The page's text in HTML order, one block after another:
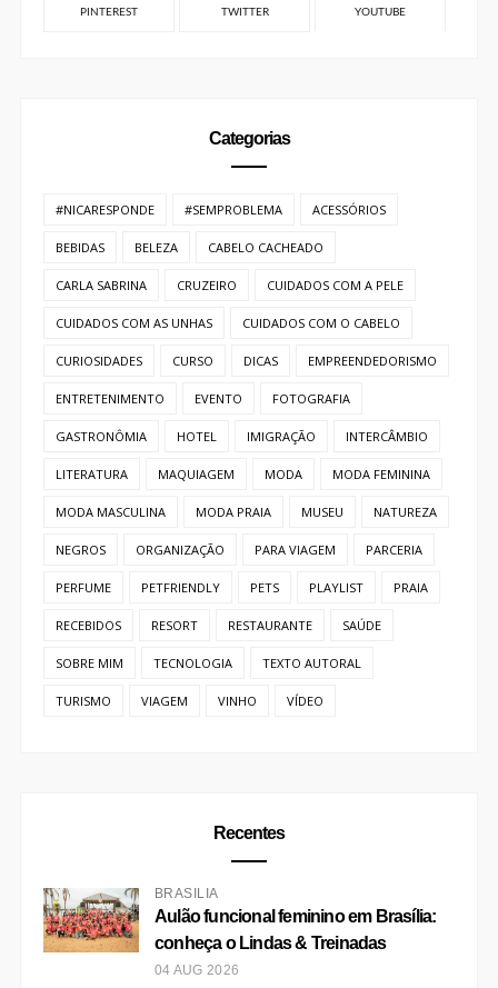
PINTEREST TWITTER YOUTUBE
Categorias
#NICARESPONDE #SEMPROBLEMA ACESSÓRIOS
BEBIDAS BELEZA CABELO CACHEADO
CARLA SABRINA CRUZEIRO CUIDADOS COM A PELE
CUIDADOS COM AS UNHAS CUIDADOS COM O CABELO
CURIOSIDADES CURSO DICAS EMPREENDEDORISMO
ENTRETENIMENTO EVENTO FOTOGRAFIA
GASTRONÔMIA HOTEL IMIGRAÇÃO INTERCÂMBIO
LITERATURA MAQUIAGEM MODA MODA FEMININA
MODA MASCULINA MODA PRAIA MUSEU NATUREZA
NEGROS ORGANIZAÇÃO PARA VIAGEM PARCERIA
PERFUME PETFRIENDLY PETS PLAYLIST PRAIA
RECEBIDOS RESORT RESTAURANTE SAÚDE
SOBRE MIM TECNOLOGIA TEXTO AUTORAL
TURISMO VIAGEM VINHO VÍDEO
Recentes
BRASÍLIA
Aulão funcional feminino em Brasília:
conheça o Lindas & Treinadas
04 AUG 2026